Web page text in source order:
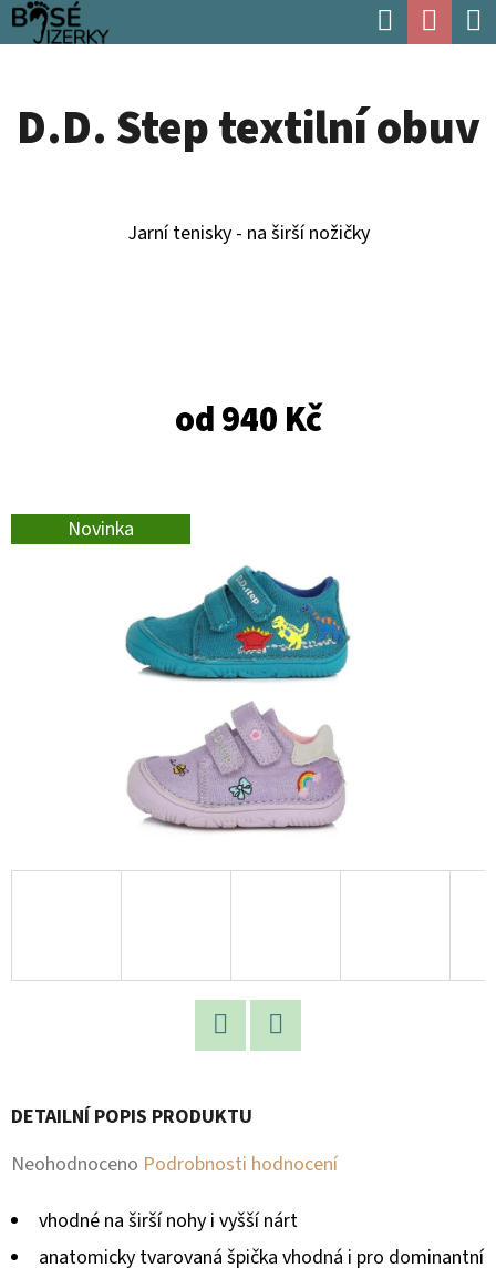
Přejít
na
Hledat
D.D. Step textilní obuv
Jarní tenisky - na širší nožičky
od940 Kč
Novinka
DETAILNÍ POPIS PRODUKTU
Průměrné
produktu
Neohodnoceno Podrobnosti hodnocení
vhodné na širší nohy i vyšší nárt
anatomicky tvarovaná špička vhodná i pro dominantní
K
O Zpět
Zpět
C
E
T
P
O
R
Č
U